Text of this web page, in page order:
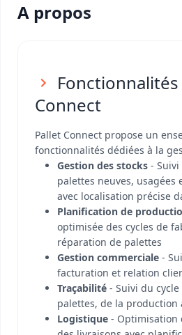
A propos
Connect
Pallet Connect propose un
fonctionnalités dédiées à la
Gestion des stocks -
palettes neuves, usagées
avec localisation précise
Planification de
optimisée des cycles de
réparation de palettes
Gestion commerciale -
facturation et relation
Traçabilité - Suivi du
palettes, de la production
Logistique - Optimisation